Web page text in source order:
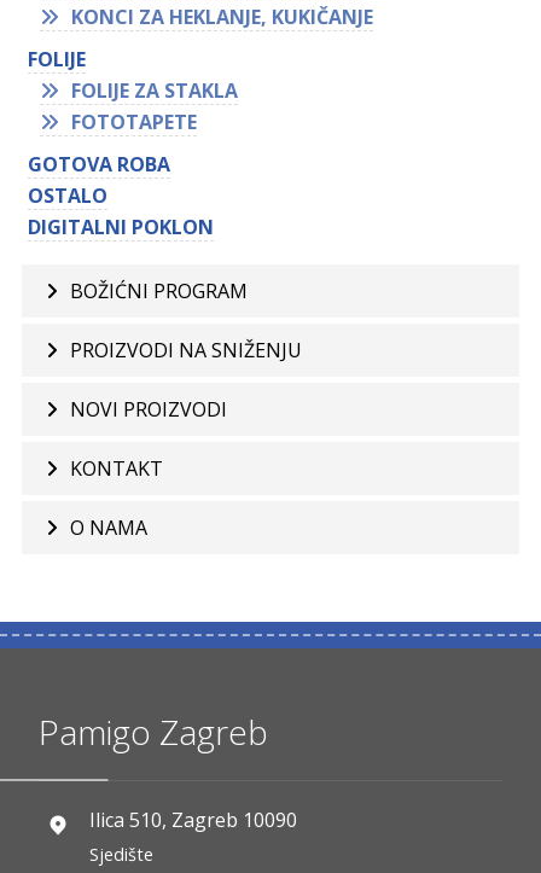
KONCI ZA HEKLANJE, KUKIČANJE
FOLIJE
FOLIJE ZA STAKLA
FOTOTAPETE
GOTOVA ROBA
OSTALO
DIGITALNI POKLON
BOŽIĆNI PROGRAM
PROIZVODI NA SNIŽENJU
NOVI PROIZVODI
KONTAKT
O NAMA
Pamigo Zagreb
Ilica 510, Zagreb 10090
Sjedište